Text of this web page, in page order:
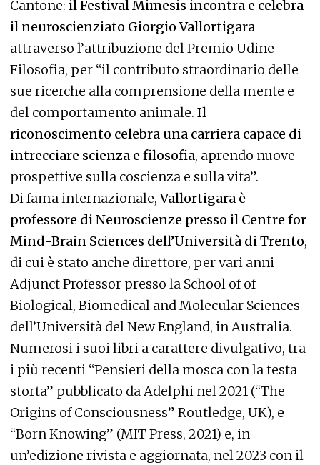
Cantone: il Festival Mimesis incontra e celebra
il neuroscienziato Giorgio Vallortigara
attraverso l’attribuzione del Premio Udine
Filosofia, per “il contributo straordinario delle
sue ricerche alla comprensione della mente e
del comportamento animale. Il
riconoscimento celebra una carriera capace di
intrecciare scienza e filosofia, aprendo nuove
prospettive sulla coscienza e sulla vita”.
Di fama internazionale,Vallortigara è
professore di Neuroscienze presso il Centre for
Mind-Brain Sciences dell’Università di Trento,
di cui è stato anche direttore, per vari anni
Adjunct Professor presso la School of of
Biological, Biomedical and Molecular Sciences
dell’Università del New England, in Australia.
Numerosi i suoi libri a carattere divulgativo, tra
i più recenti “Pensieri della mosca con la testa
storta” pubblicato da Adelphi nel 2021 (“The
Origins of Consciousness” Routledge, UK), e
“Born Knowing” (MIT Press, 2021) e, in
un’edizione rivista e aggiornata, nel 2023 con il